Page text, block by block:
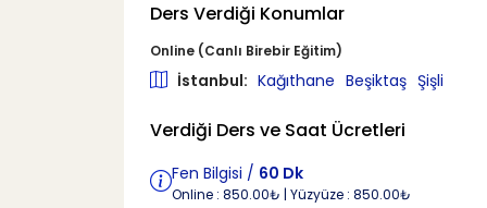
Ders Verdiği Konumlar
Online (Canlı Birebir Eğitim)
İstanbul: Kağıthane Beşiktaş Şişli
Verdiği Ders ve Saat Ücretleri
Fen Bilgisi / 60 Dk
Online : 850.00₺ | Yüzyüze : 850.00₺